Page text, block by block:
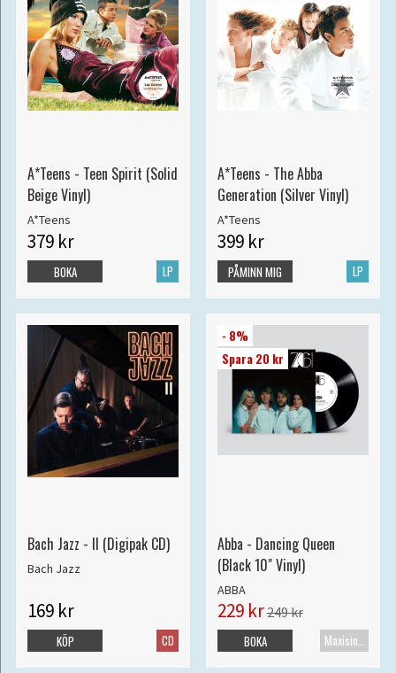
A*Teens - Teen Spirit (Solid
Beige Vinyl)
A*Teens
379 kr
LP
BOKA
A*Teens - The Abba
Generation (Silver Vinyl)
A*Teens
399 kr
LP
PÅMINN MIG
Bach Jazz - II (Digipak CD)
Bach Jazz
169 kr
CD
KÖP
- 8%
Spara 20 kr
Abba - Dancing Queen
(Black 10" Vinyl)
ABBA
229 kr249 kr
Maxisingel
BOKA